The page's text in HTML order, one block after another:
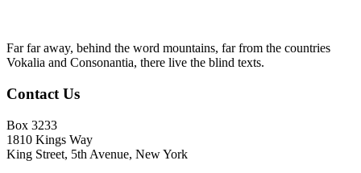
Far far away, behind the word mountains, far from the countries
Vokalia and Consonantia, there live the blind texts.
Contact Us
Box 3233
1810 Kings Way
King Street, 5th Avenue, New York